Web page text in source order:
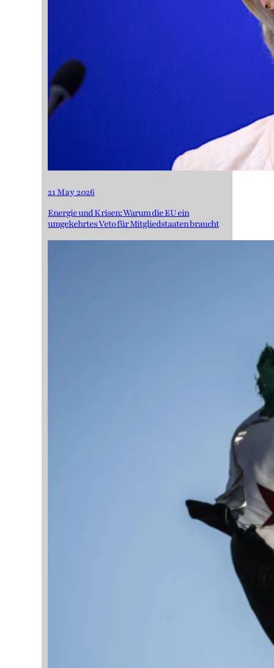
21 May 2026
Energie und Krisen: Warum die EU ein
umgekehrtes Veto für Mitgliedstaaten braucht